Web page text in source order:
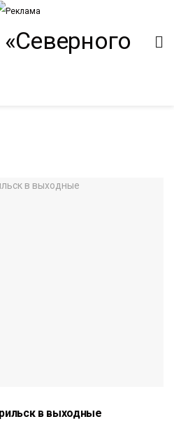
в выходные